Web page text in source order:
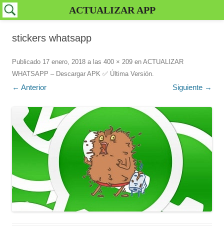
stickers whatsapp
Publicado 17 enero, 2018 a las 400 × 209 en ACTUALIZAR
WHATSAPP – Descargar APK ✅️ Última Versión.
← Anterior Siguiente →
ACTUALIZAR APP